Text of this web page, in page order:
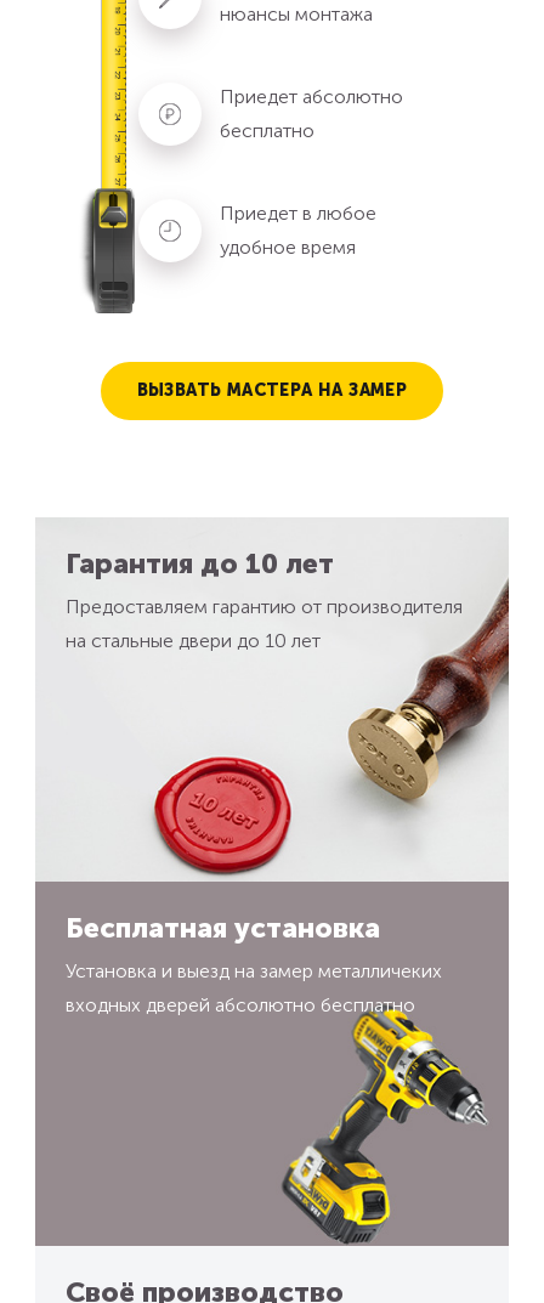
нюансы монтажа
Приедет абсолютно
бесплатно
Приедет в любое
удобное время
ВЫЗВАТЬ МАСТЕРА НА ЗАМЕР
Гарантия до 10 лет
Предоставляем гарантию от производителя
на стальные двери до 10 лет
Бесплатная установка
Установка и выезд на замер металличеких
входных дверей абсолютно бесплатно
Своё производство